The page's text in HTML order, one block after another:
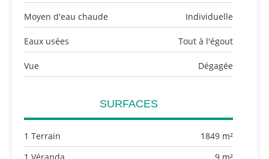
Moyen d'eau chaude Individuelle
Eaux usées Tout à l'égout
Vue Dégagée
SURFACES
1 Terrain
1849 m²